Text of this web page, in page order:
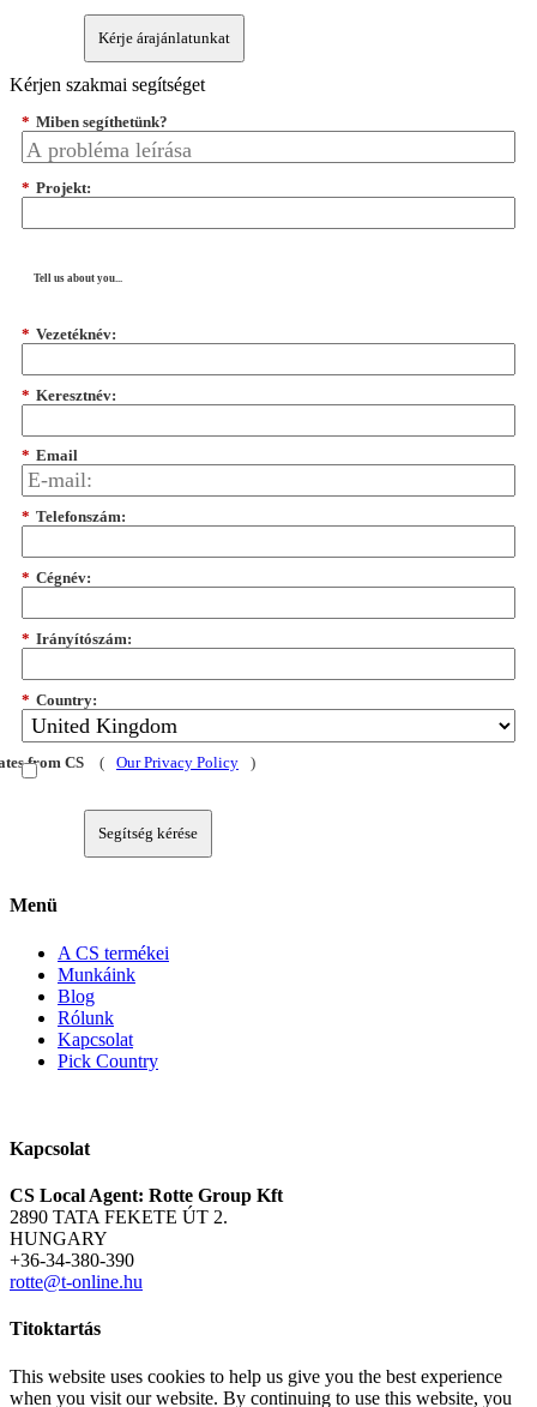
Kérje árajánlatunkat
Kérjen szakmai segítséget
* Miben segíthetünk?
* Projekt:
Tell us about you...
* Vezetéknév:
* Keresztnév:
* Email
* Telefonszám:
* Cégnév:
* Irányítószám:
* Country:
from CS ( Our Privacy Policy )
Segítség kérése
Menü
A CS termékei
Munkáink
Blog
Rólunk
Kapcsolat
Pick Country
Kapcsolat
CS Local Agent: Rotte Group Kft
2890 TATA FEKETE ÚT 2.
HUNGARY
+36-34-380-390
rotte@t-online.hu
Titoktartás
This website uses cookies to help us give you the best experience
when you visit our website. By continuing to use this website, you